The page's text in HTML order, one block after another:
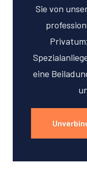
Sie von
eine